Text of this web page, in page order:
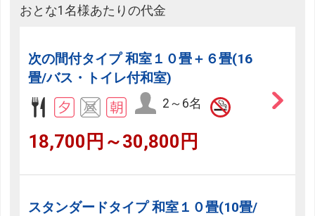
おとな1名様あたりの代金
次の間付タイプ 和室１０畳＋６畳(16
畳/バス・トイレ付和室)
2～6名
18,700円～30,800円
スタンダードタイプ 和室１０畳(10畳/